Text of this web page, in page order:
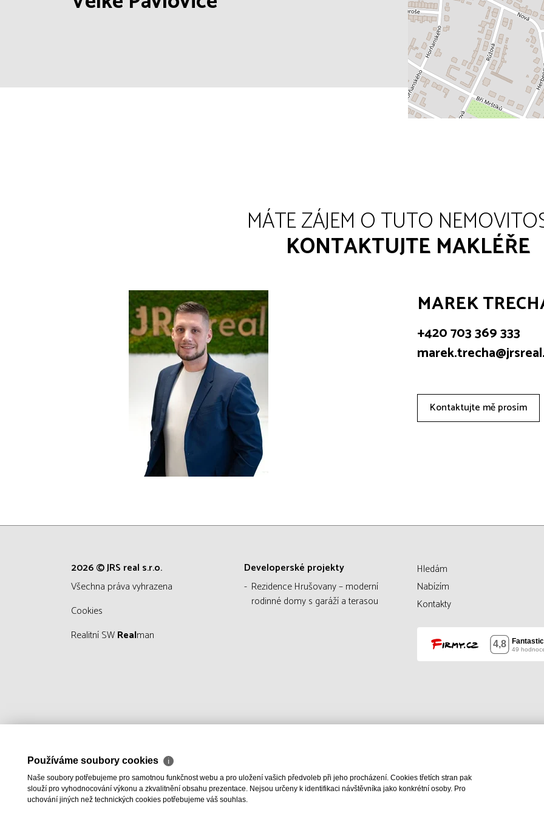
MÁTE ZÁJEM O TUTO
KONTAKTUJTE MAKLÉŘE
MAREK
+420 703 369 333
Kontaktujte mě prosím
2026 © JRS real s.r.o.
všechna práva vyhrazena
Cookies
Realitní SWRealman
Developerské projekty
Rezidence Hrušovany – moderní
rodinné domy s garáží a terasou
Hledám
Nabízím
Kontakty
Používáme soubory cookies ℹ
Naše soubory potřebujeme pro samotnou funkčnost webu a pro uložení vašich předvoleb při jeho procházení. Cookies třetích stran pak
slouží pro vyhodnocování výkonu a zkvalitnění obsahu prezentace. Nejsou určeny k identifikaci návštěvníka jako konkrétní osoby. Pro
uchování jiných než technických cookies potřebujeme váš souhlas.